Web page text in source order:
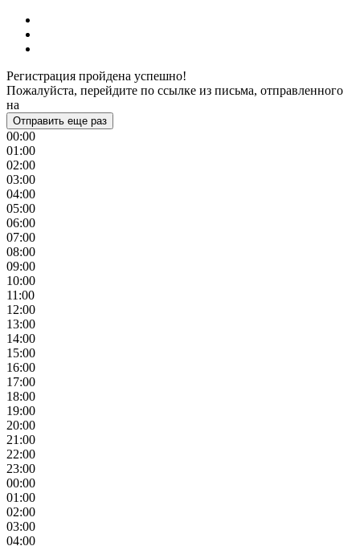
Регистрация пройдена успешно!
Пожалуйста, перейдите по ссылке из письма, отправленного
на
Отправить еще раз
00:00
01:00
02:00
03:00
04:00
05:00
06:00
07:00
08:00
09:00
10:00
11:00
12:00
13:00
14:00
15:00
16:00
17:00
18:00
19:00
20:00
21:00
22:00
23:00
00:00
01:00
02:00
03:00
04:00